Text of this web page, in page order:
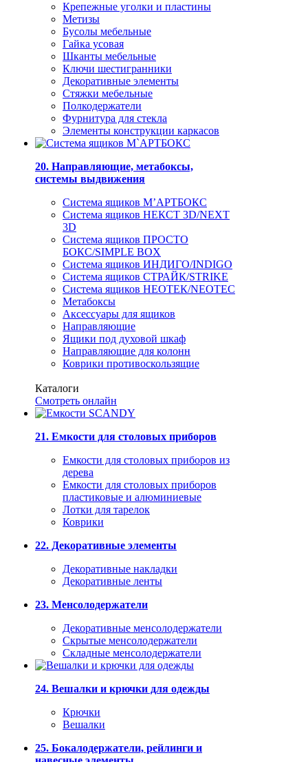
Крепежные уголки и пластины
Метизы
Бусолы мебельные
Гайка усовая
Шканты мебельные
Ключи шестигранники
Декоративные элементы
Стяжки мебельные
Полкодержатели
Фурнитура для стекла
Элементы конструкции каркасов
20. Направляющие, метабоксы,
системы выдвижения
Система ящиков М’АРТБОКС
Система ящиков НЕКСТ 3D/NEXT
3D
Система ящиков ПРОСТО
БОКС/SIMPLE BOX
Система ящиков ИНДИГО/INDIGO
Система ящиков СТРАЙК/STRIKE
Система ящиков НЕОТЕК/NEOTEC
Метабоксы
Аксессуары для ящиков
Направляющие
Ящики под духовой шкаф
Направляющие для колонн
Коврики противоскользящие
Каталоги
Смотреть онлайн
21. Емкости для столовых приборов
Емкости для столовых приборов из
дерева
Емкости для столовых приборов
пластиковые и алюминиевые
Лотки для тарелок
Коврики
22. Декоративные элементы
Декоративные накладки
Декоративные ленты
23. Менсолодержатели
Декоративные менсолодержатели
Скрытые менсолодержатели
Складные менсолодержатели
24. Вешалки и крючки для одежды
Крючки
Вешалки
25. Бокалодержатели, рейлинги и